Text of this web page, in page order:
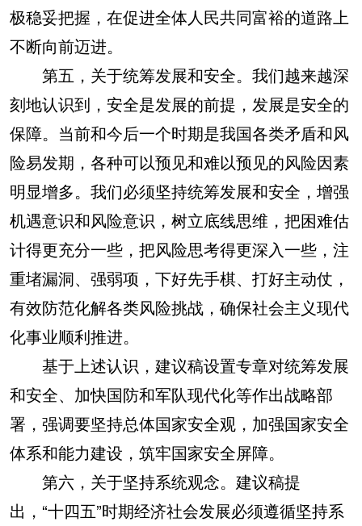
极稳妥把握，在促进全体人民共同富裕的道路上
不断向前迈进。
第五，关于统筹发展和安全。我们越来越深
刻地认识到，安全是发展的前提，发展是安全的
保障。当前和今后一个时期是我国各类矛盾和风
险易发期，各种可以预见和难以预见的风险因素
明显增多。我们必须坚持统筹发展和安全，增强
机遇意识和风险意识，树立底线思维，把困难估
计得更充分一些，把风险思考得更深入一些，注
重堵漏洞、强弱项，下好先手棋、打好主动仗，
有效防范化解各类风险挑战，确保社会主义现代
化事业顺利推进。
基于上述认识，建议稿设置专章对统筹发展
和安全、加快国防和军队现代化等作出战略部
署，强调要坚持总体国家安全观，加强国家安全
体系和能力建设，筑牢国家安全屏障。
第六，关于坚持系统观念。建议稿提
出，“十四五”时期经济社会发展必须遵循坚持系